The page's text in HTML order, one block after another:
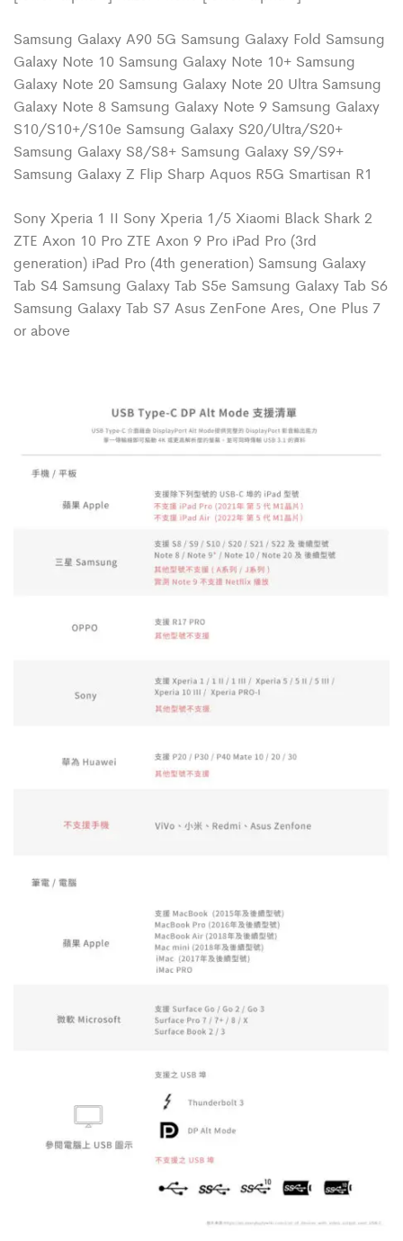
Samsung Galaxy A90 5G Samsung Galaxy Fold Samsung
Galaxy Note 10 Samsung Galaxy Note 10+ Samsung
Galaxy Note 20 Samsung Galaxy Note 20 Ultra Samsung
Galaxy Note 8 Samsung Galaxy Note 9 Samsung Galaxy
S10/S10+/S10e Samsung Galaxy S20/Ultra/S20+
Samsung Galaxy S8/S8+ Samsung Galaxy S9/S9+
Samsung Galaxy Z Flip Sharp Aquos R5G Smartisan R1
Sony Xperia 1 II Sony Xperia 1/5 Xiaomi Black Shark 2
ZTE Axon 10 Pro ZTE Axon 9 Pro iPad Pro (3rd
generation) iPad Pro (4th generation) Samsung Galaxy
Tab S4 Samsung Galaxy Tab S5e Samsung Galaxy Tab S6
Samsung Galaxy Tab S7 Asus ZenFone Ares, One Plus 7
or above